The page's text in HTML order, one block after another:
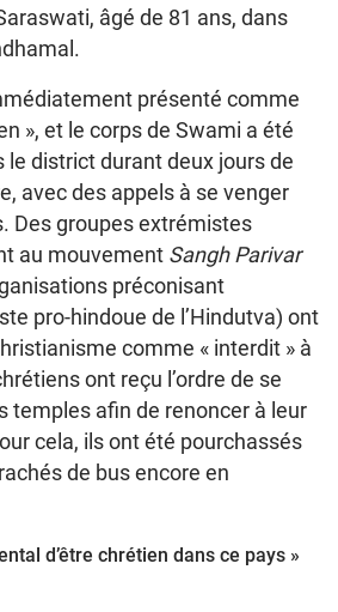
âgé de 81 ans, dans
présenté comme
», et le corps de Swami a été
district durant deux jours de
avec des appels à se venger
Des groupes extrémistes
au mouvement Sangh Parivar
préconisant
pro-hindoue de l’Hindutva) ont
comme « interdit » à
ont reçu l’ordre de se
temples afin de renoncer à leur
cela, ils ont été pourchassés
de bus encore en
d’être chrétien dans ce pays »